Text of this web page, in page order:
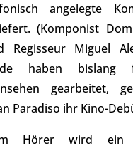
angelegte
(Komponist
Regisseur Miguel
haben bislang
gearbeitet,
Paradiso ihr Kino-
Hörer wird ein